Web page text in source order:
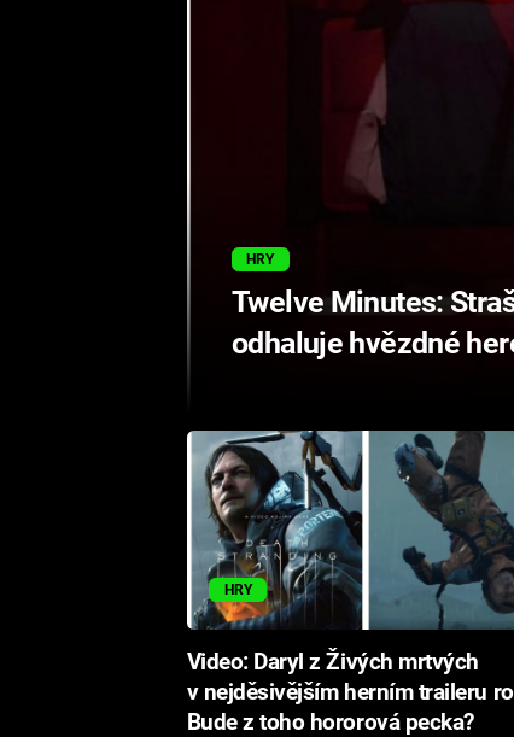
HRY
Twelve Minutes:
odhaluje hvězdné
HRY
Video: Daryl z Živých mrtvých
v nejděsivějším herním traileru
Bude z toho hororová pecka?